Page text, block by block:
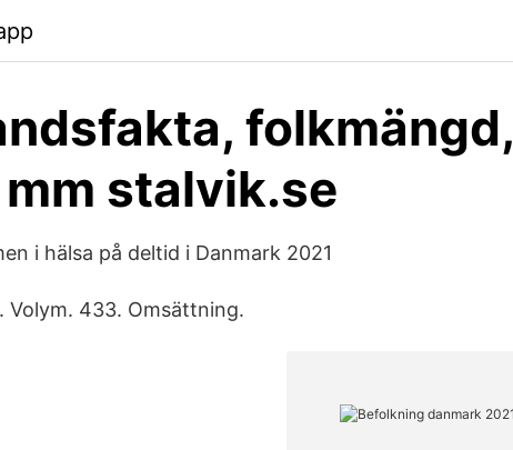
folkmängd,
stalvik.se
i hälsa på deltid i Danmark 2021
Volym. 433. Omsättning.